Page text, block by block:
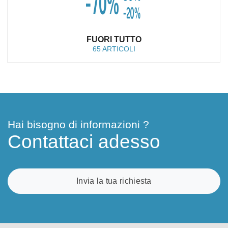
FUORI TUTTO
65 ARTICOLI
Hai bisogno di informazioni ?
Contattaci adesso
Invia la tua richiesta